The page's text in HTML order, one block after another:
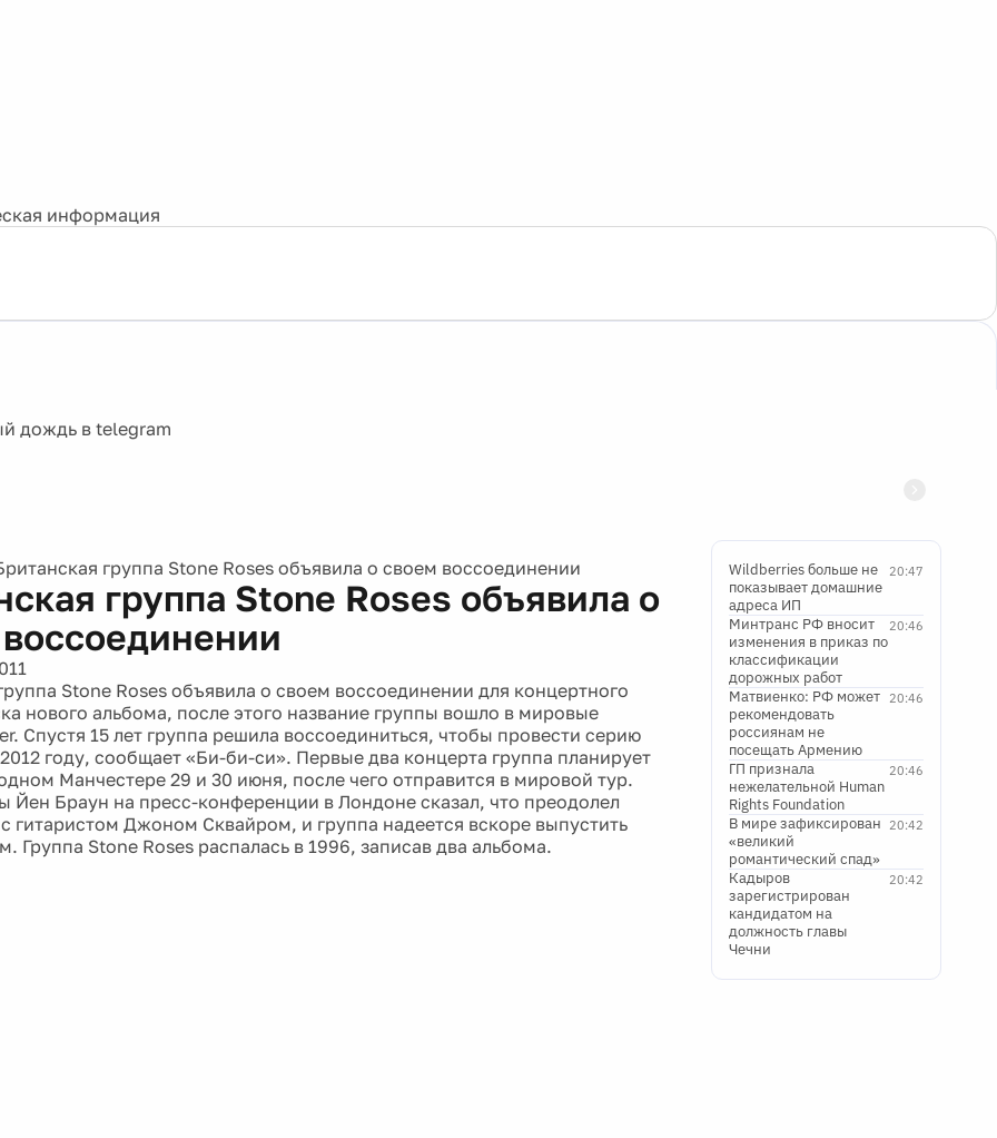
информация
группа Stone Roses объявила о своем воссоединении
группа Stone Roses объявила о
Stone Roses объявила о своем воссоединении для концертного
нового альбома, после этого название группы вошло в мировые
Спустя 15 лет группа решила воссоединиться, чтобы провести серию
году, сообщает «Би-би-си». Первые два концерта группа планирует
Манчестере 29 и 30 июня, после чего отправится в мировой тур.
Йен Браун на пресс-конференции в Лондоне сказал, что преодолел
с гитаристом Джоном Сквайром, и группа надеется вскоре выпустить
Группа Stone Roses распалась в 1996, записав два альбома.
20:47
Wildberries больше не
показывает домашние
адреса ИП
20:46
Минтранс РФ вносит
изменения в приказ по
классификации
дорожных работ
20:46
Матвиенко: РФ может
рекомендовать
россиянам не
посещать Армению
20:46
ГП признала
нежелательной Human
Rights Foundation
20:42
В мире зафиксирован
«великий
романтический спад»
20:42
Кадыров
зарегистрирован
кандидатом на
должность главы
Чечни